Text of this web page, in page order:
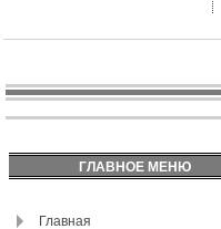
ГЛАВНОЕ МЕНЮ
Главная